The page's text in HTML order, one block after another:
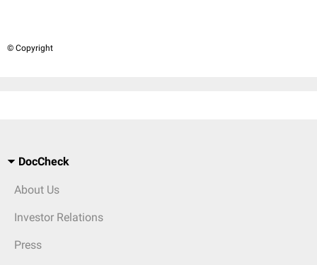
© Copyright
DocCheck
About Us
Investor Relations
Press